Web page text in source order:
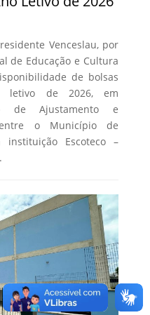
Venceslau, por
de Educação e Cultura
de bolsas
de 2026, em
de Ajustamento e
entre o Município de
instituição Escoteco –